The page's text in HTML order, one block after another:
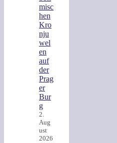
misc
hen
Kro
nju
wel
en
auf
der
Prag
er
Bur
g
2.
Aug
ust
2026